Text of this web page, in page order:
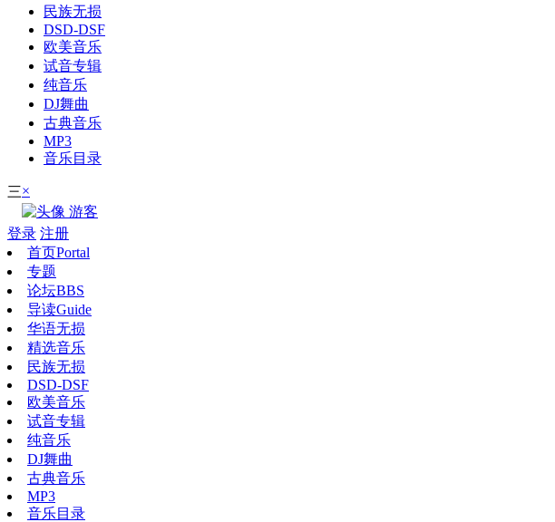
民族无损
DSD-DSF
欧美音乐
试音专辑
纯音乐
DJ舞曲
古典音乐
MP3
音乐目录
三×
游客
登录 注册
首页Portal
专题
论坛BBS
导读Guide
华语无损
精选音乐
民族无损
DSD-DSF
欧美音乐
试音专辑
纯音乐
DJ舞曲
古典音乐
MP3
音乐目录